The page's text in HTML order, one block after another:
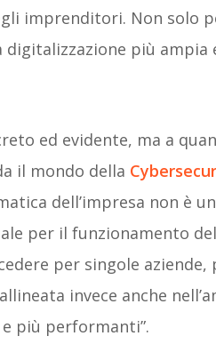
imprenditori. Non solo
digitalizzazione più ampia
ed evidente, ma a
il mondo della
dell’impresa non è
per il funzionamento
per singole
invece anche
più performanti”.